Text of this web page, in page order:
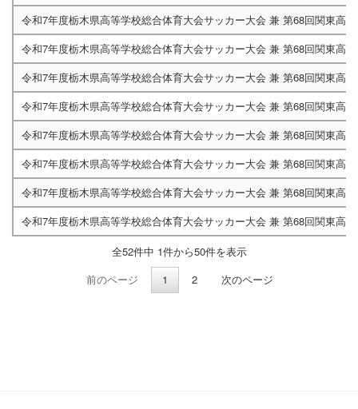
令和7年度栃木県高等学校総合体育大会サッカー大会 兼 第68回関東高
令和7年度栃木県高等学校総合体育大会サッカー大会 兼 第68回関東高
令和7年度栃木県高等学校総合体育大会サッカー大会 兼 第68回関東高
令和7年度栃木県高等学校総合体育大会サッカー大会 兼 第68回関東高
令和7年度栃木県高等学校総合体育大会サッカー大会 兼 第68回関東高
令和7年度栃木県高等学校総合体育大会サッカー大会 兼 第68回関東高
令和7年度栃木県高等学校総合体育大会サッカー大会 兼 第68回関東高
令和7年度栃木県高等学校総合体育大会サッカー大会 兼 第68回関東高
全52件中 1件から50件を表示
前のページ
1 2 次のページ